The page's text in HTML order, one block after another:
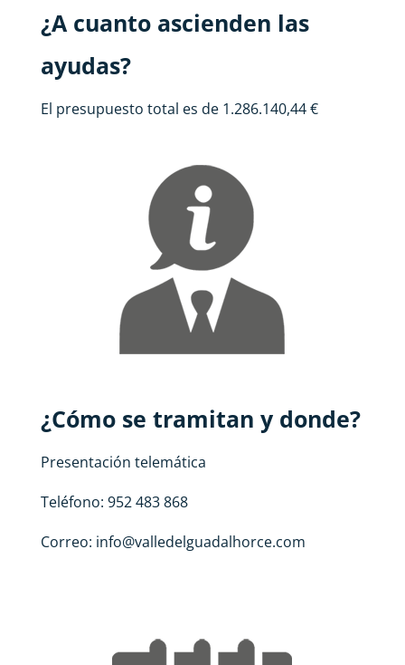
¿A cuanto ascienden las
ayudas?
El presupuesto total es de 1.286.140,44 €
¿Cómo se tramitan y donde?
Presentación telemática
Teléfono: 952 483 868
Correo: info@valledelguadalhorce.com